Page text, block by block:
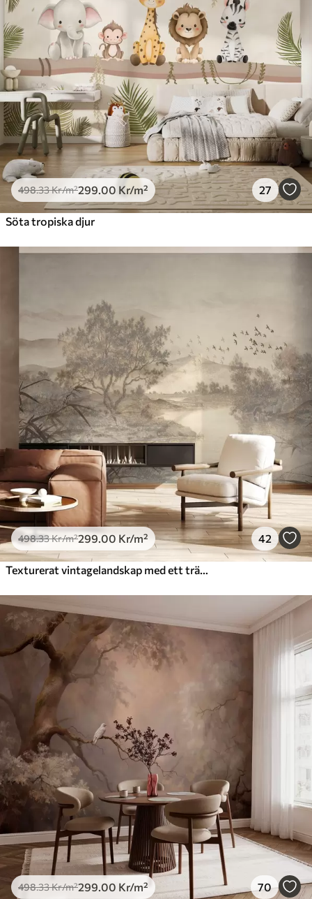
498.33Kr/m²299 .00 Kr/m² 27
Söta tropiska djur
498.33Kr/m²299 .00 Kr/m² 42
498.33Kr/m²299 .00 Kr/m² 70